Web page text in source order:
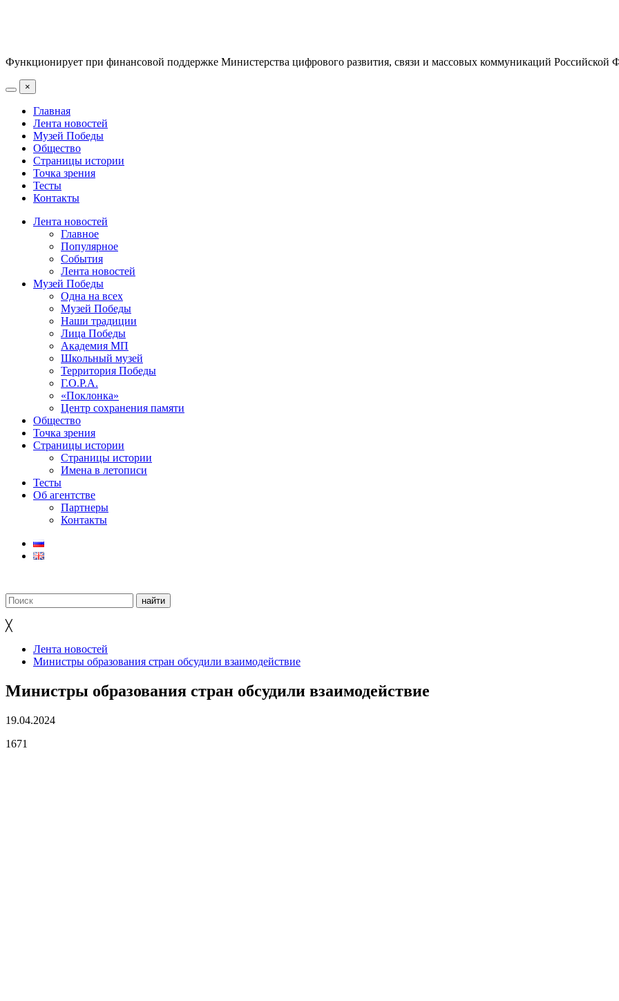
Функционирует при финансовой поддержке Министерства цифрового развития, связи и массовых коммуникаций Российской
×
Главная
Лента новостей
Музей Победы
Общество
Страницы истории
Точка зрения
Тесты
Контакты
Лента новостей
Главное
Популярное
События
Лента новостей
Музей Победы
Одна на всех
Музей Победы
Наши традиции
Лица Победы
Академия МП
Школьный музей
Территория Победы
Г.О.Р.А.
«Поклонка»
Центр сохранения памяти
Общество
Точка зрения
Страницы истории
Страницы истории
Имена в летописи
Тесты
Об агентстве
Партнеры
Контакты
╳
Лента новостей
Министры образования стран обсудили взаимодействие
Министры образования стран обсудили взаимодействие
19.04.2024
1671